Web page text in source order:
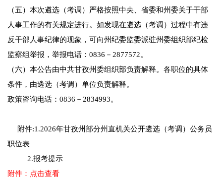
（五）本次遴选（考调）严格按照中央、省委和州委关于干部
人事工作的有关规定进行。如发现在遴选（考调）过程中有违
反干部人事纪律的现象，可向州纪委监委派驻州委组织部纪检
监察组举报，举报电话：0836－2877572。
（六）本公告由中共甘孜州委组织部负责解释。各职位的具体
条件，由遴选（考调）单位负责解释。
政策咨询电话：0836－2834993。
附件:1.2026年甘孜州部分州直机关公开遴选（考调）公务员
职位表
2.报考提示
附件：点击查看